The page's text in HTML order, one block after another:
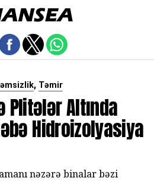
, Təmir
Plitələr Altında
Hidroizolyasiya
nəzərə binalar bəzi